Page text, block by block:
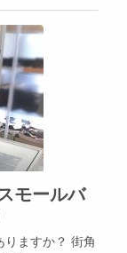
モールバ
りますか？ 街角